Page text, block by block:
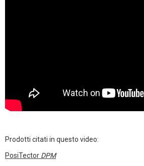
Prodotti citati in questo video:
PosiTector DPM